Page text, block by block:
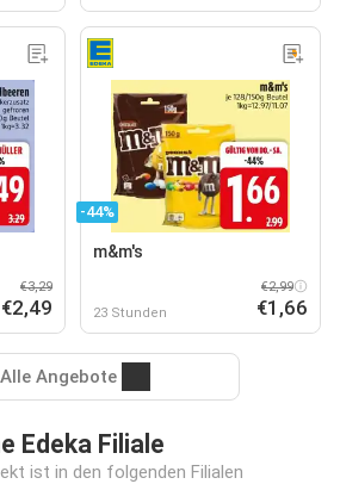
€3,29
€2,49
-44%
m&m's
23 Stunden
€2,99
€1,66
Alle Angebote
Edeka Filiale
ist in den folgenden Filialen